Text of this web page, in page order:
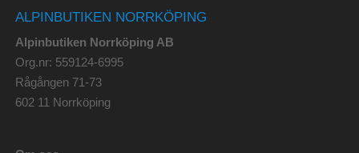
ALPINBUTIKEN NORRKÖPING
Alpinbutiken Norrköping AB
Org.nr: 559124-6995
Rågången 71-73
602 11 Norrköping